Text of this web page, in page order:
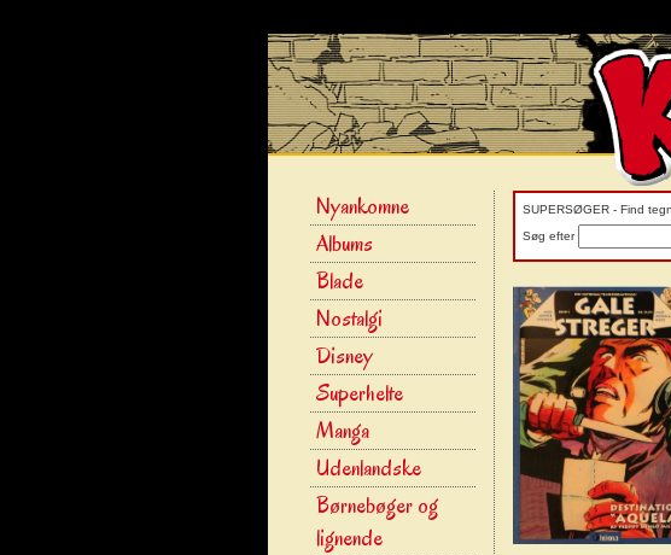
Nyankomne
Albums
Blade
Nostalgi
Disney
Superhelte
Manga
Udenlandske
Børnebøger og
lignende
SUPERSØGER - Find
Søg efter